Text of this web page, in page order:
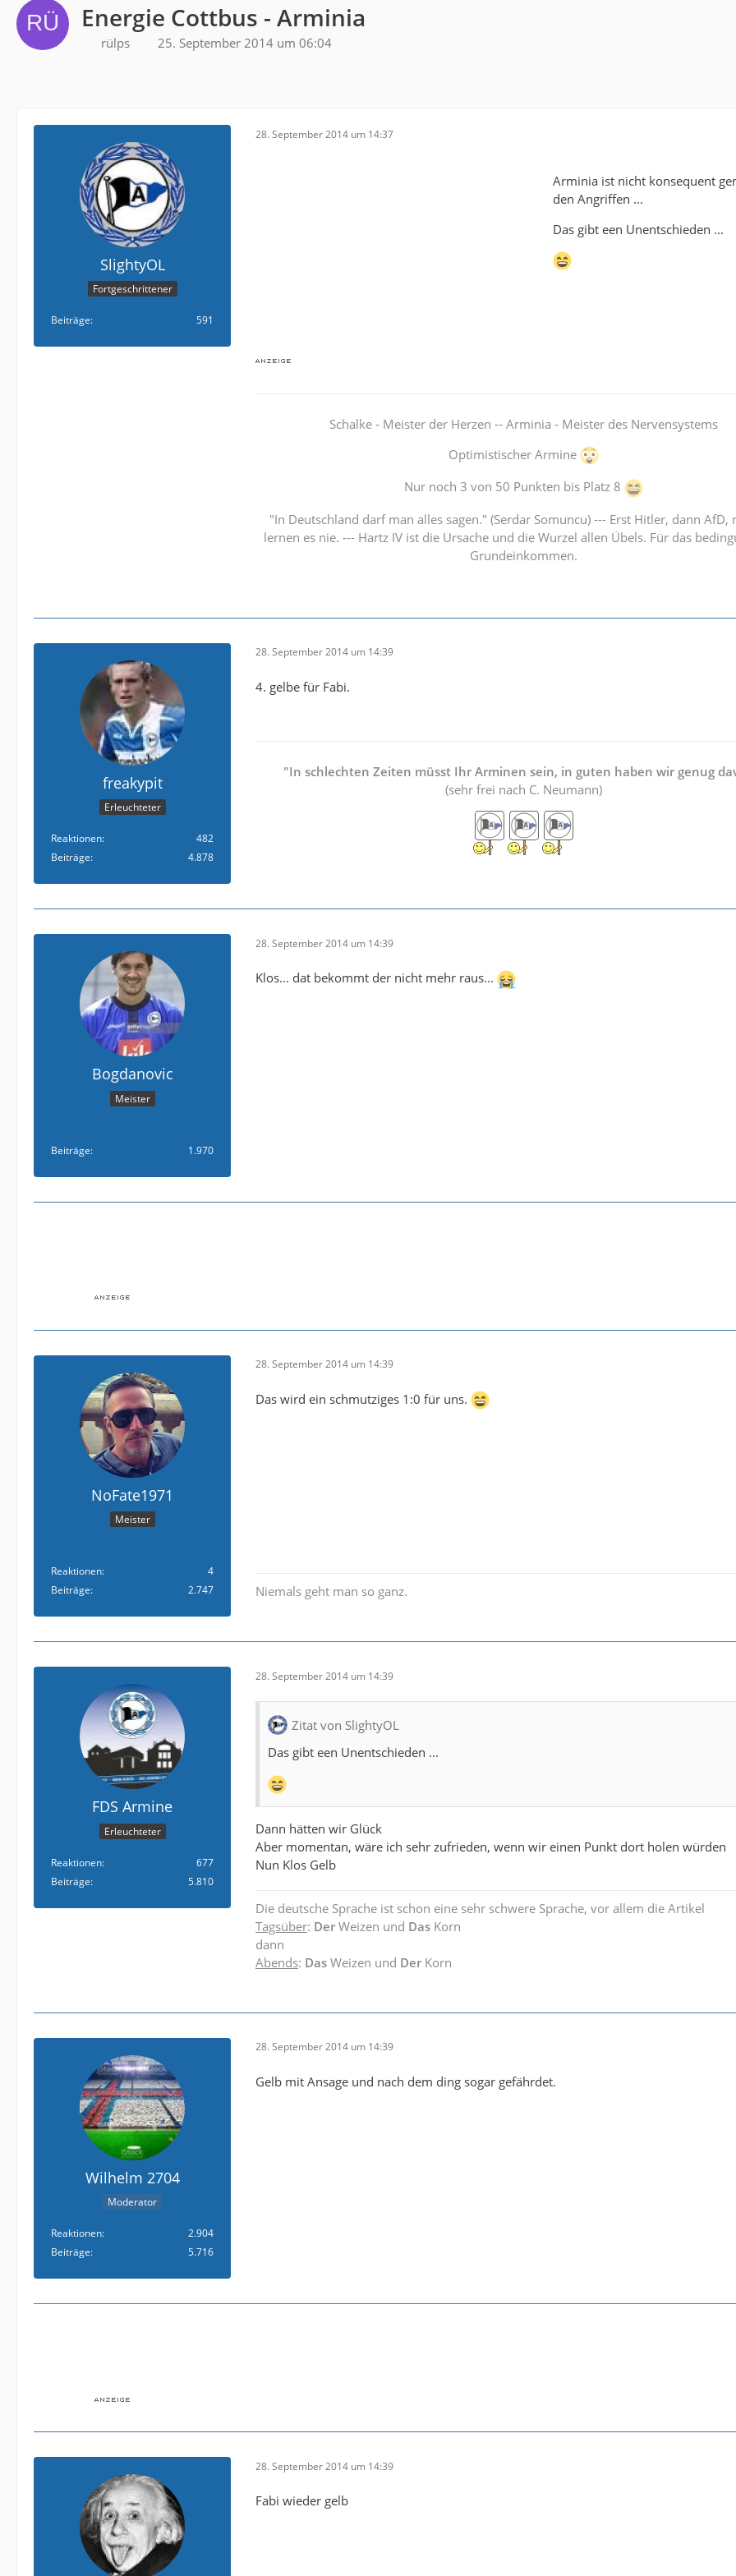
Energie Cottbus - Arminia
rülps 25. September 2014 um 06:04
SlightyOL
Fortgeschrittener
Beiträge 591
28. September 2014 um 14:37
Arminia ist nicht konsequent
den Angriffen ...
Das gibt een Unentschieden ...
Schalke - Meister der Herzen -- Arminia - Meister des Nervensystems
Optimistischer Armine
Nur noch 3 von 50 Punkten bis Platz 8
"In Deutschland darf man alles sagen." (Serdar Somuncu) --- Erst Hitler, dann AfD,
lernen es nie. --- Hartz IV ist die Ursache und die Wurzel allen Übels. Für das
Grundeinkommen.
freakypit
Erleuchteter
Reaktionen
482
Beiträge
4.878
28. September 2014 um 14:39
4. gelbe für Fabi.
"In schlechten Zeiten müsst Ihr Arminen sein, in guten haben wir genug
(sehr frei nach C. Neumann)
Bogdanovic
Meister
Beiträge 1.970
28. September 2014 um 14:39
Klos... dat bekommt der nicht mehr raus...
NoFate1971
Meister
Reaktionen
4
Beiträge
2.747
28. September 2014 um 14:39
Das wird ein schmutziges 1:0 für uns.
Niemals geht man so ganz.
FDS Armine
Erleuchteter
Reaktionen
677
Beiträge
5.810
28. September 2014 um 14:39
Zitat von SlightyOL
Das gibt een Unentschieden ...
Dann hätten wir Glück
Aber momentan, wäre ich sehr zufrieden, wenn wir einen Punkt dort holen würden
Nun Klos Gelb
Die deutsche Sprache ist schon eine sehr schwere Sprache, vor allem die Artikel
Tagsüber: Der Weizen und Das Korn
dann
Abends: Das Weizen und Der Korn
Wilhelm 2704
Moderator
Reaktionen
2.904
Beiträge
5.716
28. September 2014 um 14:39
Gelb mit Ansage und nach dem ding sogar gefährdet.
28. September 2014 um 14:39
Fabi wieder gelb